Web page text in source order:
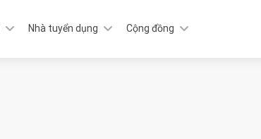
Nhà tuyển dụng Cộng đồng